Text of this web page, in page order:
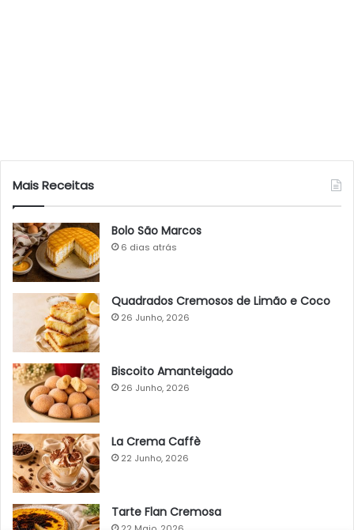
Mais Receitas
Bolo São Marcos
6 dias atrás
Quadrados Cremosos de Limão e Coco
26 Junho, 2026
Biscoito Amanteigado
26 Junho, 2026
La Crema Caffè
22 Junho, 2026
Tarte Flan Cremosa